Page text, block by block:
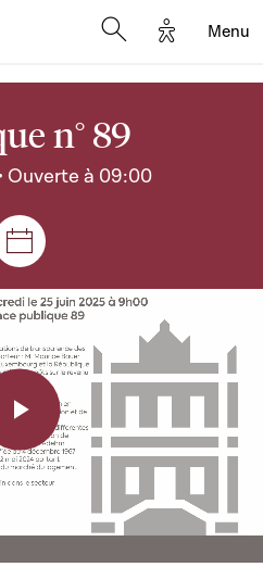
Options
Menu
n° 89
Ouverte à 09:00
Séances et réunions
Play
Video